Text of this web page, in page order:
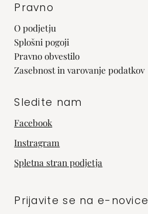
Pravno
O podjetju
Splošni pogoji
Pravno obvestilo
Zasebnost in varovanje podatkov
Sledite nam
Facebook
Instragram
Spletna stran podjetja
Prijavite se na e-novice